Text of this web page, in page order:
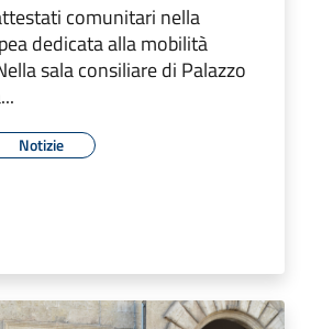
comunitari nella
dedicata alla mobilità
sala consiliare di Palazzo
Notizie